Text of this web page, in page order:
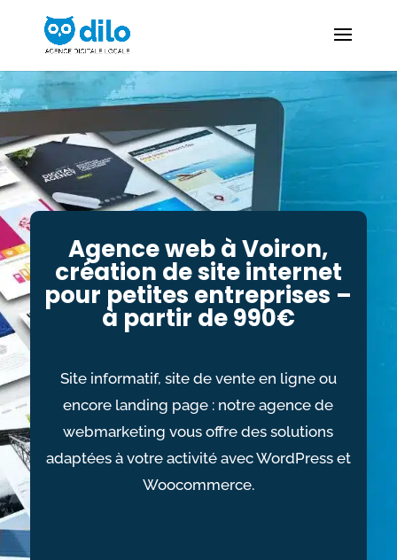
Agence web à Voiron,
création de site internet
pour petites entreprises –
à partir de 990€
Site informatif, site de vente en ligne ou
encore landing page : notre agence de
webmarketing vous offre des solutions
adaptées à votre activité avec WordPress et
Woocommerce.